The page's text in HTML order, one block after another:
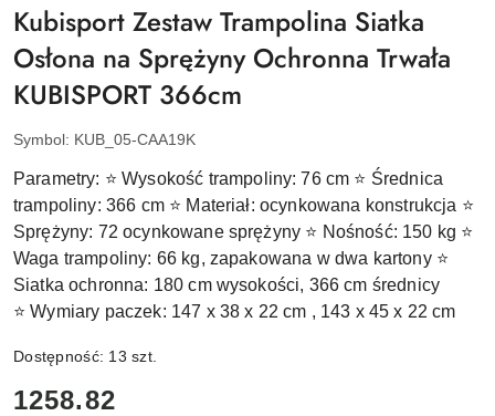
Kubisport Zestaw Trampolina Siatka
Osłona na Sprężyny Ochronna Trwała
KUBISPORT 366cm
Symbol: KUB_05-CAA19K
Parametry: ⭐ Wysokość trampoliny: 76 cm ⭐ Średnica
trampoliny: 366 cm ⭐ Materiał: ocynkowana konstrukcja ⭐
Sprężyny: 72 ocynkowane sprężyny ⭐ Nośność: 150 kg ⭐
Waga trampoliny: 66 kg, zapakowana w dwa kartony ⭐
Siatka ochronna: 180 cm wysokości, 366 cm średnicy
⭐Wymiary paczek: 147 x 38 x 22 cm , 143 x 45 x 22 cm
Dostępność: 13szt.
cena:
1258.82